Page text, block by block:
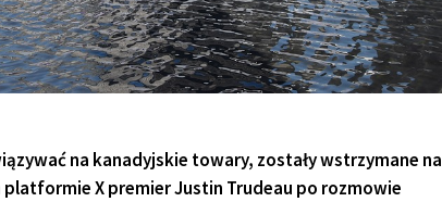
na kanadyjskie towary, zostały wstrzymane na
X premier Justin Trudeau po rozmowie